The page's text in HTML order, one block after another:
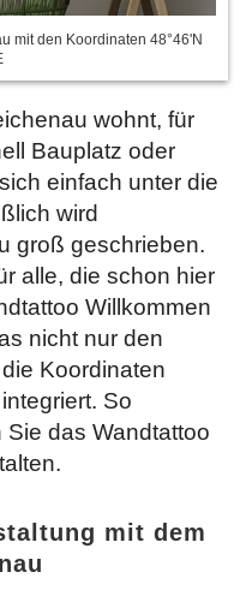
mit den Koordinaten 48°46'N
wohnt, für
Bauplatz oder
einfach unter die
wird
groß geschrieben.
alle, die schon hier
Willkommen
nicht nur den
Koordinaten
So
Sie das Wandtattoo
mit dem